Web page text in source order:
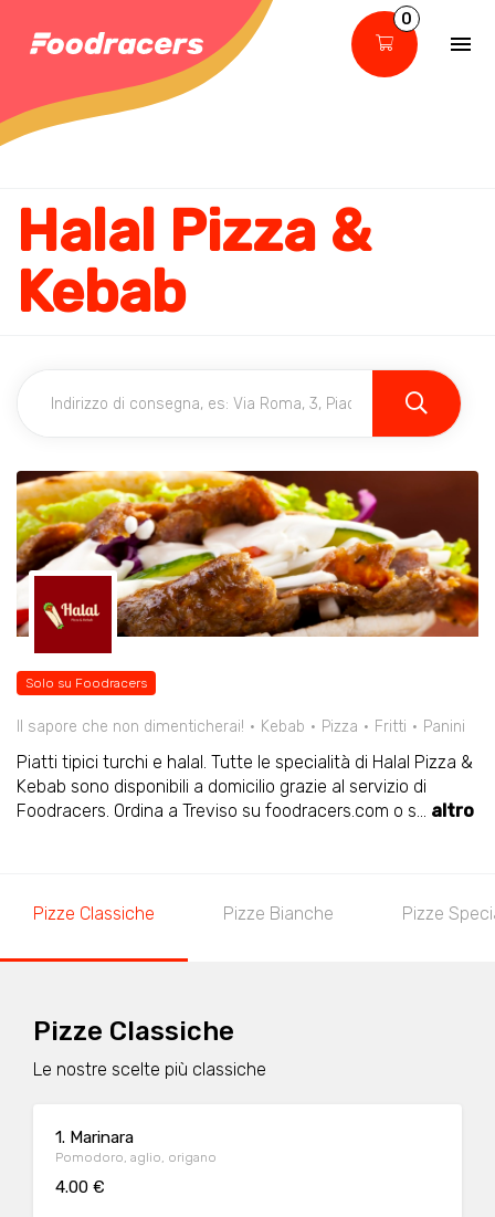
0
Halal Pizza &
Kebab
Solo su Foodracers
Il sapore che non dimenticherai! Kebab Pizza Fritti Panini
Piatti tipici turchi e halal. Tutte le specialità di Halal Pizza &
Kebab sono disponibili a domicilio grazie al servizio di
Foodracers. Ordina a Treviso su foodracers.com o s... altro
Pizze Classiche Pizze Bianche Pizze
Pizze Classiche
Le nostre scelte più classiche
1. Marinara
Pomodoro, aglio, origano
4.00 €